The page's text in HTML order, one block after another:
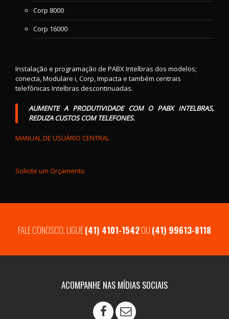
Corp 8000
Corp 16000
Instalação e programação de PABX Intelbras dos modelos;
conecta, Modulare i, Corp, Impacta e também centrais
telefônicas Intelbras descontinuadas.
AUMENTE A PRODUTIVIDADE COM O PABX INTELBRAS,
REDUZA CUSTOS COM TELEFONES.
MANUAL DE USUÁRIO CENTRAL
Solicite um Orçamento
FALE CONOSCO, LIGUE(41) 4101-1542OU (41) 99613-8118
ACOMPANHE NAS MÍDIAS SOCIAIS